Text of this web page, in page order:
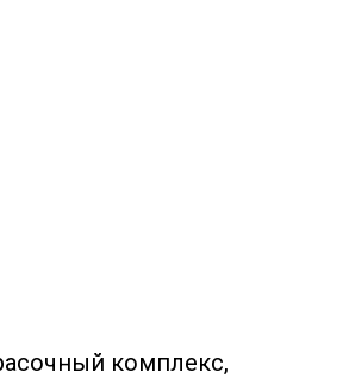
комплекс,